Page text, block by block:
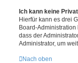
Ich kann keine
Hierfür kann es drei
Board-Administration
dass der
Administrator, um
Nach oben